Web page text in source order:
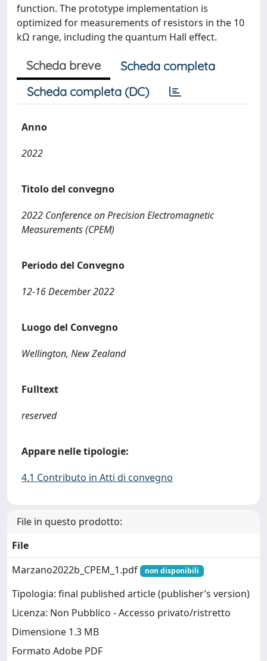
function. The prototype implementation is
optimized for measurements of resistors in the 10
kΩ range, including the quantum Hall effect.
Scheda breve
Scheda completa
Scheda completa (DC)
Anno
2022
Titolo del convegno
2022 Conference on Precision Electromagnetic
Measurements (CPEM)
Periodo del Convegno
12-16 December 2022
Luogo del Convegno
Wellington, New Zealand
Fulltext
reserved
Appare nelle tipologie:
4.1 Contributo in Atti di convegno
File in questo prodotto:
File
Marzano2022b_CPEM_1.pdf
non disponibili
Tipologia: final published article (publisher’s version)
Licenza: Non Pubblico - Accesso privato/ristretto
Dimensione 1.3 MB
Formato Adobe PDF